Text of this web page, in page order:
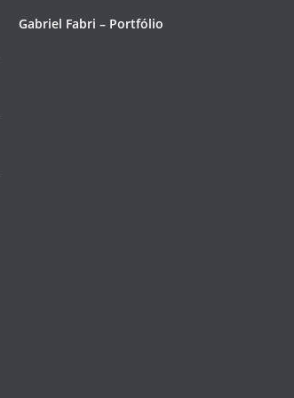
Gabriel Fabri – Portfólio